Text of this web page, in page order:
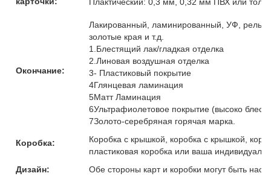
Окончание:
Лакированный, ламинированный, УФ,
золотые края и т.д.
1.Блестящий лак/гладкая отделка
2.Линовая воздушная отделка
3- Пластиковый покрытие
4Глянцевая ламинация
5Матт Ламинация
6Ультрафиолетовое покрытие (высоко
7Золото-серебряная горячая марка.
Коробка:
Коробка с крышкой, коробка с крышкой,
пластиковая коробка или ваша
Дизайн:
Обе стороны карт и коробки могут быть